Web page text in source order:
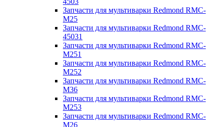
Запчасти для мультиварки Redmond RMC-
M25
Запчасти для мультиварки Redmond RMC-
45031
Запчасти для мультиварки Redmond RMC-
M251
Запчасти для мультиварки Redmond RMC-
M252
Запчасти для мультиварки Redmond RMC-
M36
Запчасти для мультиварки Redmond RMC-
M253
Запчасти для мультиварки Redmond RMC-
M26